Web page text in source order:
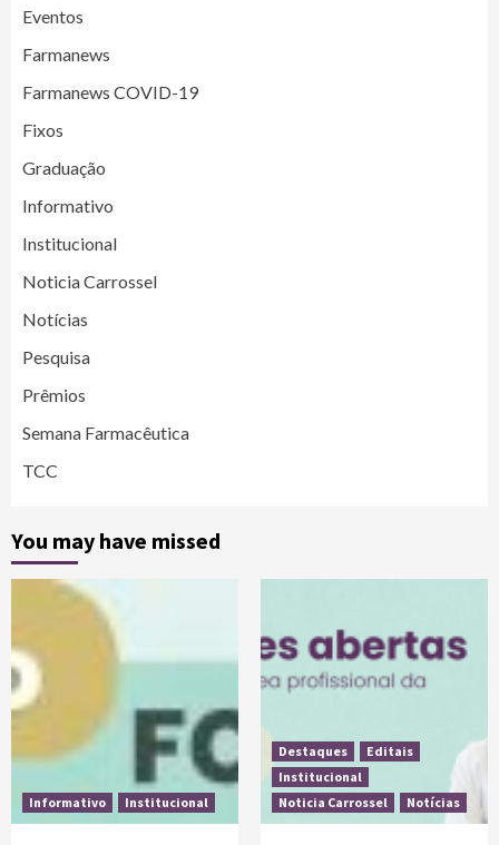
Eventos
Farmanews
Farmanews COVID-19
Fixos
Graduação
Informativo
Institucional
Noticia Carrossel
Notícias
Pesquisa
Prêmios
Semana Farmacêutica
TCC
You may have missed
Informativo Institucional
Destaques
Editais
Institucional
Noticia Carrossel
Notícias